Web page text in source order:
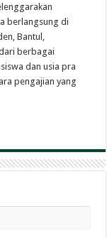
berlangsung di
Bantul,
berbagai
dan usia pra
pengajian yang